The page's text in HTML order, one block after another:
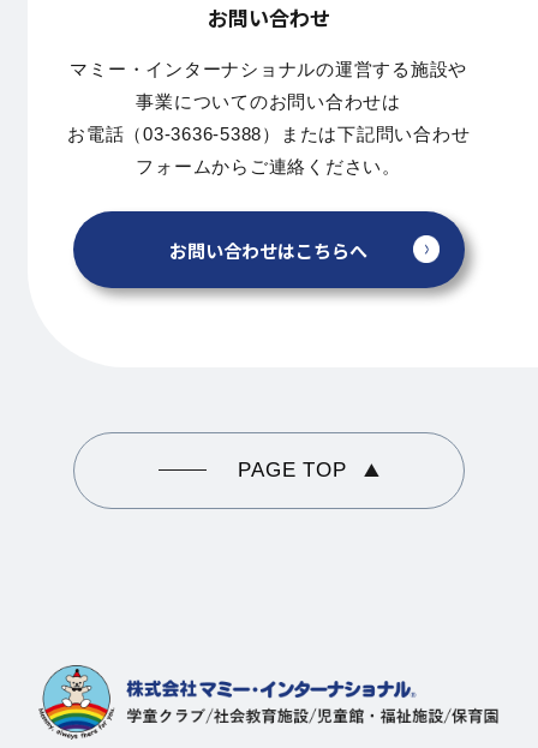
お問い合わせ
マミー・インターナショナルの運営する施設や
事業についてのお問い合わせは
お電話（03-3636-5388）または下記問い合わせ
フォームからご連絡ください。
お問い合わせはこちらへ
PAGE TOP